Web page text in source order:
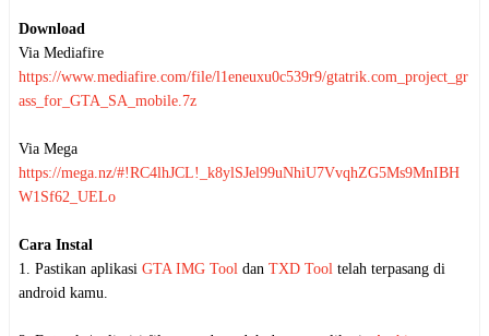
Download
Via Mediafire
https://www.mediafire.com/file/l1eneuxu0c539r9/gtatrik.com_project_gr
ass_for_GTA_SA_mobile.7z
Via Mega
https://mega.nz/#!RC4lhJCL!_k8ylSJel99uNhiU7VvqhZG5Ms9MnIBH
W1Sf62_UELo
Cara Instal
1. Pastikan aplikasi GTA IMG Tool dan TXD Tool telah terpasang di
android kamu.